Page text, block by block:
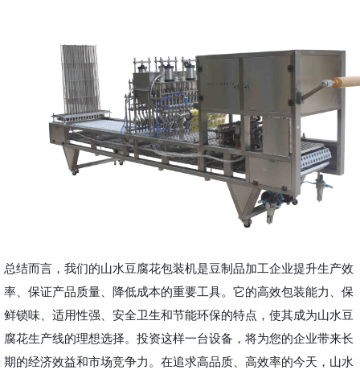
总结而言，我们的山水豆腐花包装机是豆制品加工企业提升生产效
率、保证产品质量、降低成本的重要工具。它的高效包装能力、保
鲜锁味、适用性强、安全卫生和节能环保的特点，使其成为山水豆
腐花生产线的理想选择。投资这样一台设备，将为您的企业带来长
期的经济效益和市场竞争力。在追求高品质、高效率的今天，山水